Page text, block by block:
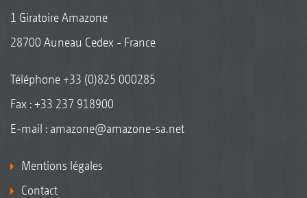
1 Giratoire Amazone
28700 Auneau Cedex - France
Téléphone+33 (0)825 000285
Fax : +33 237 918900
E-mail : amazone@amazone-sa.net
Mentions légales
Contact